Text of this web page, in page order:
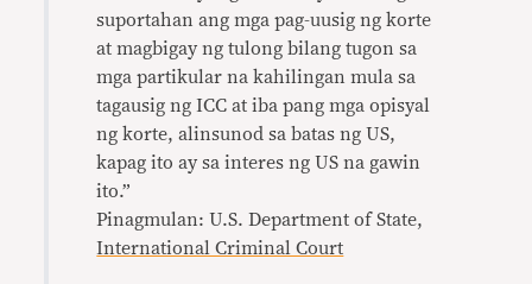
suportahan ang mga pag-uusig ng korte
at magbigay ng tulong bilang tugon sa
mga partikular na kahilingan mula sa
tagausig ng ICC at iba pang mga opisyal
ng korte, alinsunod sa batas ng US,
kapag ito ay sa interes ng US na gawin
ito.”
Pinagmulan: U.S. Department of State,
International Criminal Court